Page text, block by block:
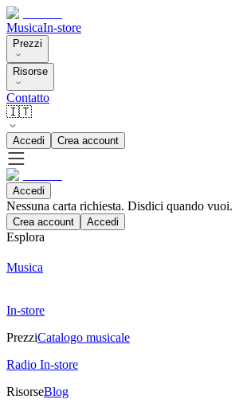
MusicaIn-store
Prezzi
Risorse
Contatto
🇮🇹
Accedi Crea account
Accedi
Nessuna carta richiesta. Disdici quando vuoi.
Crea account Accedi
Esplora
Musica
In-store
PrezziCatalogo musicale
Radio In-store
RisorseBlog